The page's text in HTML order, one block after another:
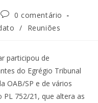
0 comentário
/ Reuniões
participou de
do Egrégio Tribunal
OAB/SP e de vários
752/21, que altera as